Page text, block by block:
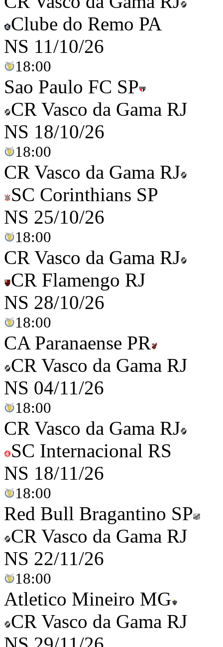
Clube do Remo PA
NS 11/10/26
18:00
Sao Paulo FC SP
CR Vasco da Gama RJ
NS 18/10/26
18:00
CR Vasco da Gama RJ
SC Corinthians SP
NS 25/10/26
18:00
CR Vasco da Gama RJ
CR Flamengo RJ
NS 28/10/26
18:00
CA Paranaense PR
CR Vasco da Gama RJ
NS 04/11/26
18:00
CR Vasco da Gama RJ
SC Internacional RS
NS 18/11/26
18:00
Red Bull Bragantino SP
CR Vasco da Gama RJ
NS 22/11/26
18:00
Atletico Mineiro MG
CR Vasco da Gama RJ